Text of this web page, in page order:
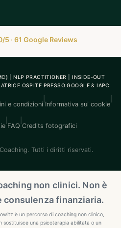
5 · 61 Google Reviews
| NLP PRACTITIONER | INSIDE-OUT
OSPITE PRESSO GOOGLE & IAPC
e condizioni Informativa sui cookie
FAQ Credits fotografici
Tutti i diritti riservati.
non clinici. Non è
consulenza finanziaria.
è un percorso di coaching non clinico,
sostituisce una psicoterapia abilitata o un